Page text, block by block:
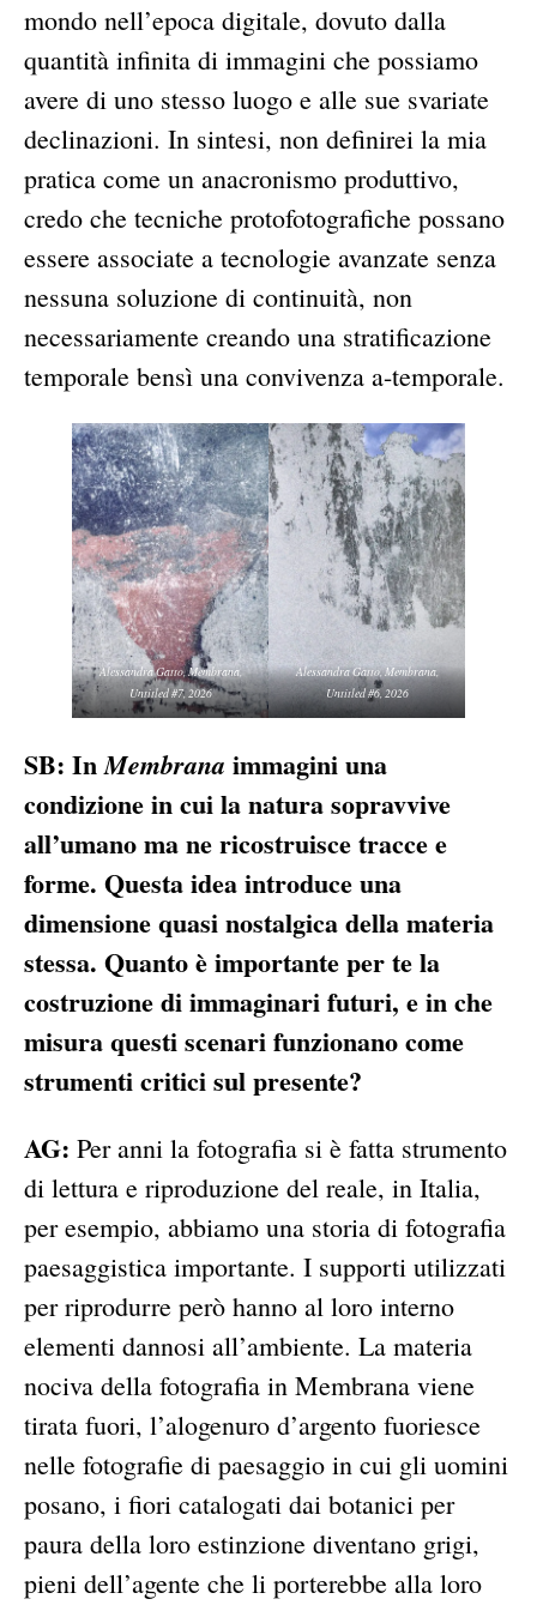
mondo nell’epoca digitale, dovuto dalla
quantità infinita di immagini che possiamo
avere di uno stesso luogo e alle sue svariate
declinazioni. In sintesi, non definirei la mia
pratica come un anacronismo produttivo,
credo che tecniche protofotografiche possano
essere associate a tecnologie avanzate senza
nessuna soluzione di continuità, non
necessariamente creando una stratificazione
temporale bensì una convivenza a-temporale.
Alessandra Gatto, Membrana,
Untitled #7, 2026
Alessandra Gatto, Membrana,
Untitled #6, 2026
SB: InMembrana immagini una
condizione in cui la natura sopravvive
all’umano ma ne ricostruisce tracce e
forme. Questa idea introduce una
dimensione quasi nostalgica della materia
stessa. Quanto è importante per te la
costruzione di immaginari futuri, e in che
misura questi scenari funzionano come
strumenti critici sul presente?
AG: Per anni la fotografia si è fatta strumento
di lettura e riproduzione del reale, in Italia,
per esempio, abbiamo una storia di fotografia
paesaggistica importante. I supporti utilizzati
per riprodurre però hanno al loro interno
elementi dannosi all’ambiente. La materia
nociva della fotografia in Membrana viene
tirata fuori, l’alogenuro d’argento fuoriesce
nelle fotografie di paesaggio in cui gli uomini
posano, i fiori catalogati dai botanici per
paura della loro estinzione diventano grigi,
pieni dell’agente che li porterebbe alla loro